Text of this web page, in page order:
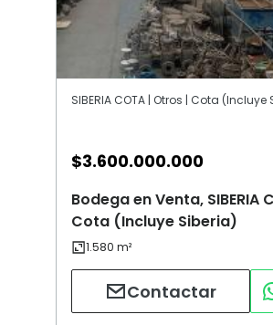
$3.600.000.000
Bodega en Venta, SIBERIA
Cota (Incluye Siberia)
Contactar